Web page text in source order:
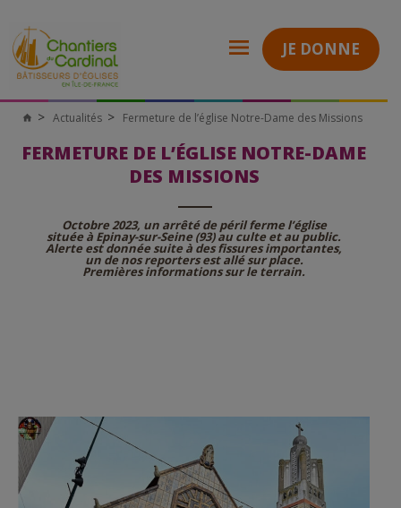
JE DONNE
Chantiers
Cardinal
Actualités Fermeture de l’église Notre-Dame des Missions
FERMETURE DE L’ÉGLISE NOTRE-DAME
DES MISSIONS
Octobre 2023, un arrêté de péril ferme l’église
située à Epinay-sur-Seine (93) au culte et au public.
Alerte est donnée suite à des fissures importantes,
un de nos reporters est allé sur place.
Premières informations sur le terrain.